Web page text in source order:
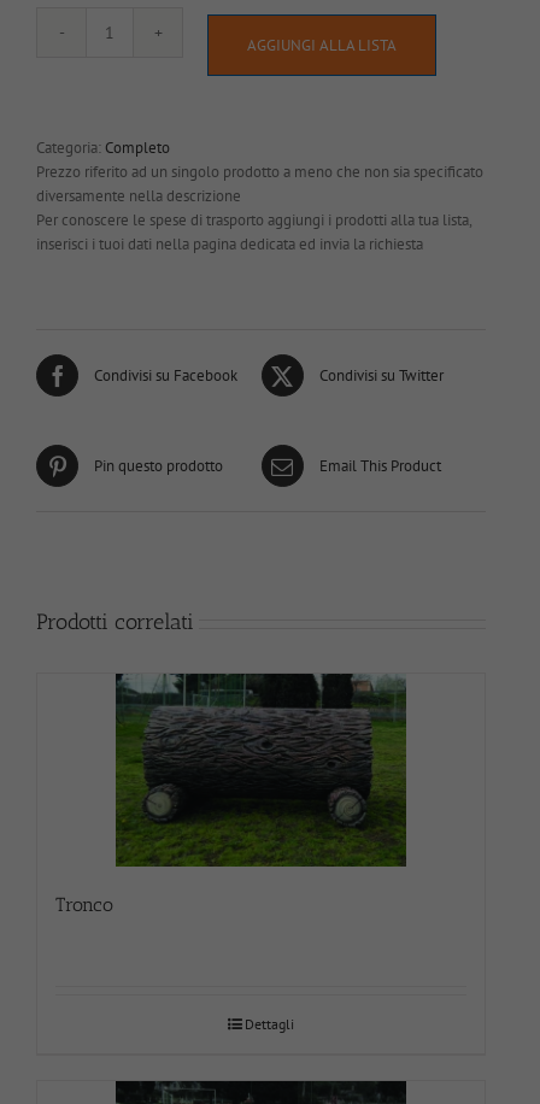
Ostacolo
AGGIUNGI ALLA LISTA
Categoria: Completo
Prezzo riferito ad un singolo prodotto a meno che non sia specificato
diversamente nella descrizione
Per conoscere le spese di trasporto aggiungi i prodotti alla tua lista,
inserisci i tuoi dati nella pagina dedicata ed invia la richiesta
Condivisi su Facebook Condivisi su Twitter
Pin questo prodotto Email This Product
Prodotti correlati
Tronco
Dettagli